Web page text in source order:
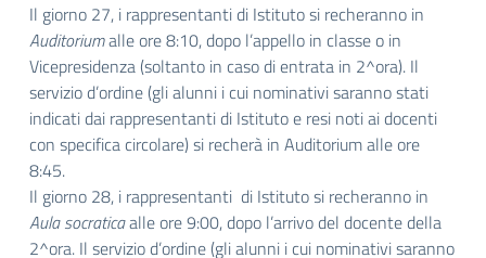
Il giorno 27, i rappresentanti di Istituto si recheranno in
Auditoriumalle ore 8:10, dopo l’appello in classe o in
Vicepresidenza (soltanto in caso di entrata in 2^ora). Il
servizio d’ordine (gli alunni i cui nominativi saranno stati
indicati dai rappresentanti di Istituto e resi noti ai docenti
con specifica circolare) si recherà in Auditorium alle ore
8:45.
Il giorno 28, i rappresentanti di Istituto si recheranno in
Aula socraticaalle ore 9:00, dopo l’arrivo del docente della
2^ora. Il servizio d’ordine (gli alunni i cui nominativi saranno